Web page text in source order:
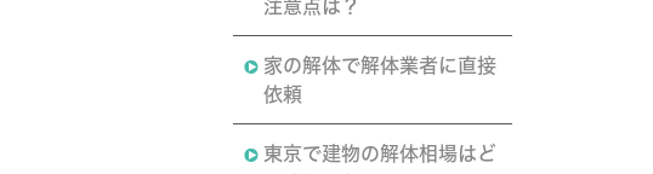
注意点は？
家の解体で解体業者に直接
依頼
東京で建物の解体相場はど